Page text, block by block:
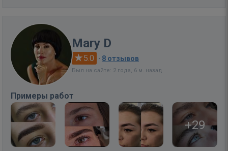
Mary D
5.0 · 8 отзывов
Был на сайте: 2 года, 6 м. назад
Примеры работ
+29